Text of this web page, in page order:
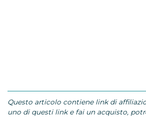
Questo articolo contiene link di
uno di questi link e fai un acquisto,